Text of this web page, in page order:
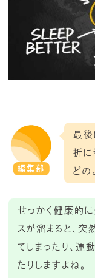
編集部
最後
折に
どの
せっかく健康的に
スが溜まると、突
てしまったり、運
たりしますよね。